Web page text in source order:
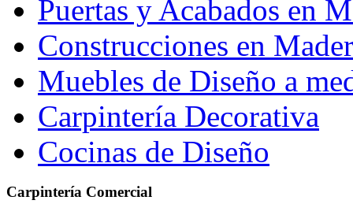
Puertas y Acabados en
Construcciones en
Muebles de Diseño a
Carpintería Decorativa
Cocinas de Diseño
Carpintería Comercial